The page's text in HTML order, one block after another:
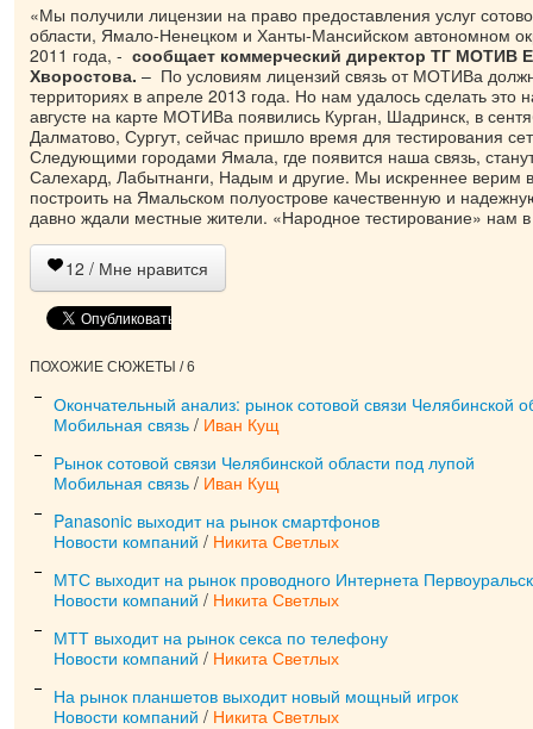
«Мы получили лицензии на право предоставления услуг
области, Ямало-Ненецком и Ханты-Мансийском автономном
2011 года, - сообщает коммерческий директор ТГ МОТИВ
Хворостова. – По условиям лицензий связь от МОТИВа
территориях в апреле 2013 года. Но нам удалось сделать это
августе на карте МОТИВа появились Курган, Шадринск, в
Далматово, Сургут, сейчас пришло время для тестирования
Следующими городами Ямала, где появится наша связь,
Салехард, Лабытнанги, Надым и другие. Мы искреннее верим
построить на Ямальском полуострове качественную и
давно ждали местные жители. «Народное тестирование» нам
12 / Мне нравится
ПОХОЖИЕ СЮЖЕТЫ / 6
Окончательный анализ: рынок сотовой связи Челябинской
Мобильная связь / Иван Кущ
Рынок сотовой связи Челябинской области под лупой
Мобильная связь / Иван Кущ
Panasonic выходит на рынок смартфонов
Новости компаний / Никита Светлых
МТС выходит на рынок проводного Интернета
Новости компаний / Никита Светлых
МТТ выходит на рынок секса по телефону
Новости компаний / Никита Светлых
На рынок планшетов выходит новый мощный игрок
Новости компаний / Никита Светлых